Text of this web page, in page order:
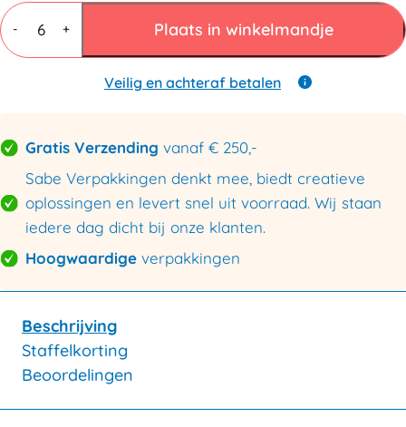
-
Rekfolie
50cmx300mtr
20my
wit
+ Plaats in winkelmandje
Veilig en achteraf betalen
Gratis Verzending vanaf € 250,-
Sabe Verpakkingen denkt mee, biedt creatieve
oplossingen en levert snel uit voorraad. Wij staan
iedere dag dicht bij onze klanten.
Hoogwaardige verpakkingen
Beschrijving
Staffelkorting
Beoordelingen